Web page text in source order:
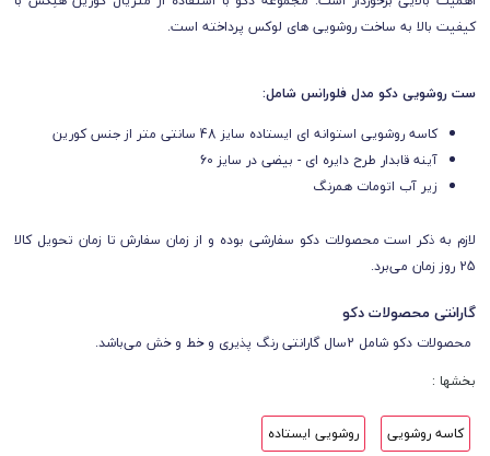
کیفیت بالا به ساخت روشویی های لوکس پرداخته است.
ست روشویی دکو مدل فلورانس شامل:
کاسه روشویی استوانه ای ایستاده سایز 48 سانتی متر از جنس کورین
آینه قابدار طرح دایره ای - بیضی در سایز 60
زیر آب اتومات همرنگ
لازم به ذکر است محصولات دکو سفارشی بوده و از زمان سفارش تا زمان تحویل کالا
25 روز زمان می‌برد.
گارانتی محصولات دکو
محصولات دکو شامل 2سال گارانتی رنگ پذیری و خط و خش می‌باشد.
بخشها :
کاسه روشویی روشویی ایستاده